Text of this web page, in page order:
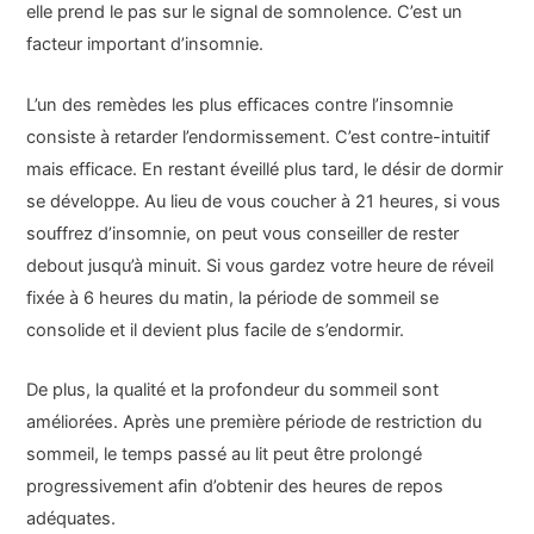
elle prend le pas sur le signal de somnolence. C’est un
facteur important d’insomnie.
L’un des remèdes les plus efficaces contre l’insomnie
consiste à retarder l’endormissement. C’est contre-intuitif
mais efficace. En restant éveillé plus tard, le désir de dormir
se développe. Au lieu de vous coucher à 21 heures, si vous
souffrez d’insomnie, on peut vous conseiller de rester
debout jusqu’à minuit. Si vous gardez votre heure de réveil
fixée à 6 heures du matin, la période de sommeil se
consolide et il devient plus facile de s’endormir.
De plus, la qualité et la profondeur du sommeil sont
améliorées. Après une première période de restriction du
sommeil, le temps passé au lit peut être prolongé
progressivement afin d’obtenir des heures de repos
adéquates.